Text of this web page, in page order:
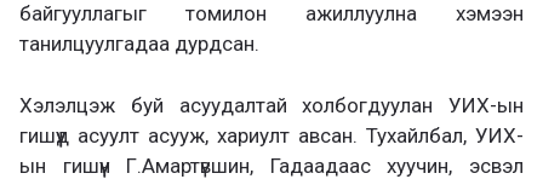
байгууллагыг томилон ажиллуулна хэмээн
танилцуулгадаа дурдсан.
Хэлэлцэж буй асуудалтай холбогдуулан УИХ-ын
гишүүд асуулт асууж, хариулт авсан. Тухайлбал, УИХ-
ын гишүүн Г.Амартүвшин, Гадаадаас хуучин, эсвэл